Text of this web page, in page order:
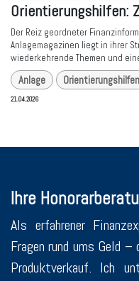
Orientierungshilfen:
Der Reiz geordneter
Anlagemagazinen liegt in ihrer
wiederkehrende Themen und
Anlage Orientierungshilfen
21.04.2026
Ihre
Als erfahrener
Fragen rund ums Geld
Produktverkauf. Ich